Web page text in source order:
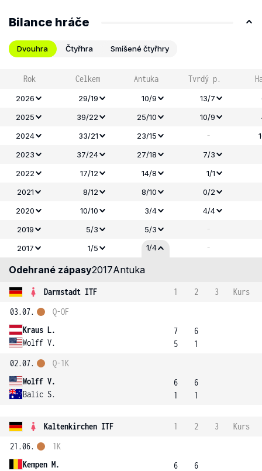
Bilance hráče
Dvouhra Čtyřhra Smíšené čtyřhry
Rok Celkem Antuka Tvrdý p.
2026 29/19 10/9 13/7
2025
39/22 25/10 10/9
2024
33/21 23/15 -
2023
37/24 27/18 7/3
2022
17/12 14/8 1/1
2021
8/12 8/10
0/2
2020
10/10 3/4 4/4
2019
5/3 5/3 -
2017 1/5 1/4 -
Odehrané zápasy2017Antuka
Darmstadt ITF 1 2 3
Kurs
03.07.
Kraus L.
Wolff V.
Q-OF
7
5
6
1
02.07.
Wolff V.
Balic S.
Q-1K
6
1
6
1
Kaltenkirchen ITF 1 2 3
Kurs
21.06.
Kempen M.
1K
6
6